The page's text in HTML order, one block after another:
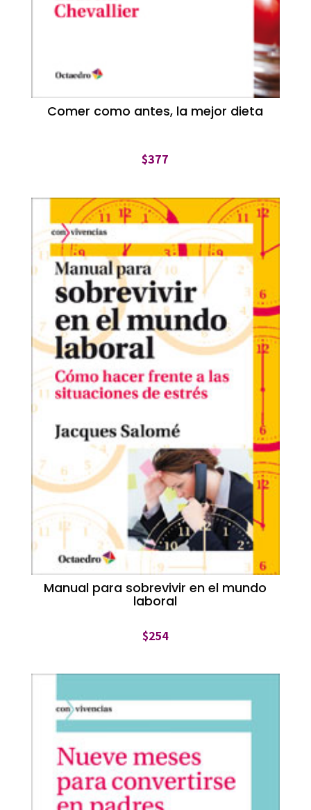
Comer como antes, la mejor dieta
$377
Manual para sobrevivir en el mundo
laboral
$254